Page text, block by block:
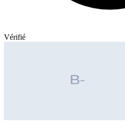
Vérifié